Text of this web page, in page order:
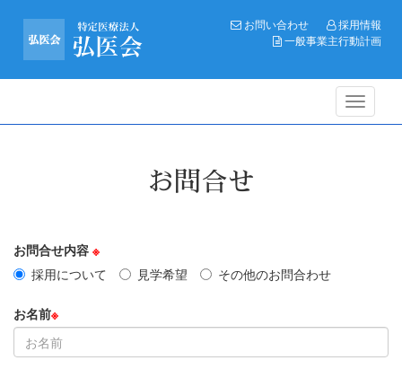
お問い合わせ
採用情報
一般事業主行動計画
Toggle
お問合せ
お問合せ内容 ※
採用について
見学希望 その他のお問合わせ
お名前※